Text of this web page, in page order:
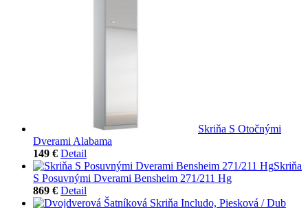
Skriňa S Otočnými
Dverami Alabama
149 € Detail
Skriňa
S Posuvnými Dverami Bensheim 271/211 Hg
869 € Detail